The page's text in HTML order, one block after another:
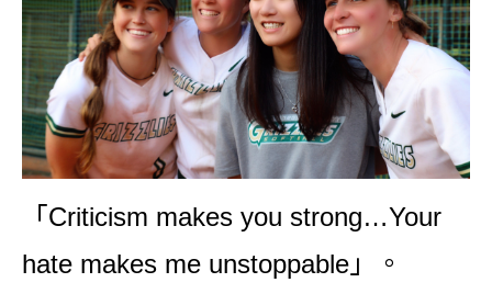
「Criticism makes you strong…Your
hate makes me unstoppable」。